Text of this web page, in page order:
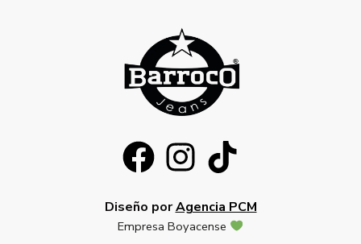
Diseño porAgencia PCM
Empresa Boyacense